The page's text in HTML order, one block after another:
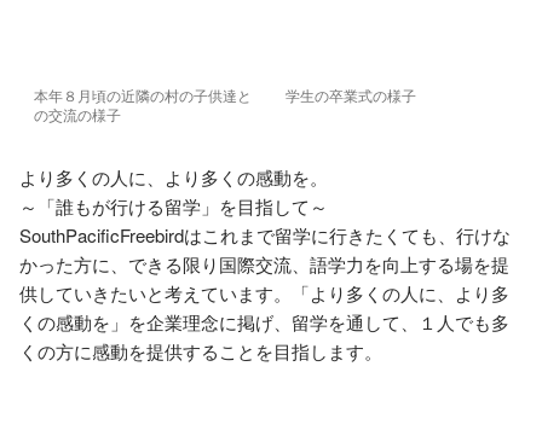
本年８月頃の近隣の村の子供達と
の交流の様子
学生の卒業式の様子
より多くの人に、より多くの感動を。
～「誰もが行ける留学」を目指して～
SouthPacificFreebirdはこれまで留学に行きたくても、行けな
かった方に、できる限り国際交流、語学力を向上する場を提
供していきたいと考えています。「より多くの人に、より多
くの感動を」を企業理念に掲げ、留学を通して、１人でも多
くの方に感動を提供することを目指します。